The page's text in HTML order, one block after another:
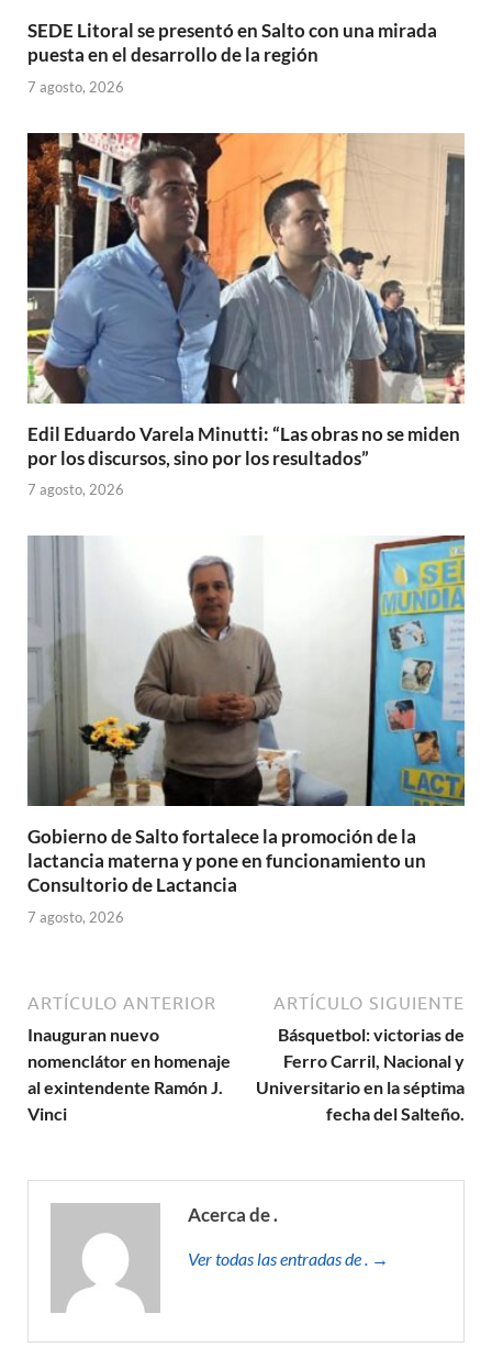
SEDE Litoral se presentó en Salto con una mirada
puesta en el desarrollo de la región
7 agosto, 2026
Edil Eduardo Varela Minutti: “Las obras no se miden
por los discursos, sino por los resultados”
7 agosto, 2026
Gobierno de Salto fortalece la promoción de la
lactancia materna y pone en funcionamiento un
Consultorio de Lactancia
7 agosto, 2026
ARTÍCULO ANTERIOR
Inauguran nuevo
nomenclátor en homenaje
al exintendente Ramón J.
Vinci
ARTÍCULO SIGUIENTE
Básquetbol: victorias de
Ferro Carril, Nacional y
Universitario en la séptima
fecha del Salteño.
Acerca de .
Ver todas las entradas de . →